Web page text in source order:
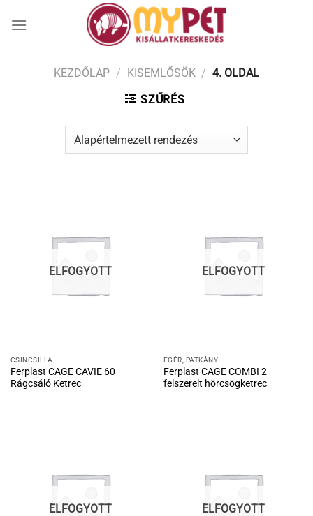
KEZDŐLAP / KISEMLŐSÖK / 4. OLDAL
SZŰRÉS
ELFOGYOTT
CSINCSILLA
Ferplast CAGE CAVIE 60
Rágcsáló Ketrec
ELFOGYOTT
EGÉR, PATKÁNY
Ferplast CAGE COMBI 2
felszerelt hörcsögketrec
ELFOGYOTT ELFOGYOTT